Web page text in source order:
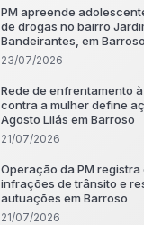
PM apreende
de drogas no bairro
Bandeirantes, em Barroso
23/07/2026
Rede de enfrentamento
contra a mulher define
Agosto Lilás em Barroso
21/07/2026
Operação da PM registra
infrações de trânsito e
autuações em Barroso
21/07/2026